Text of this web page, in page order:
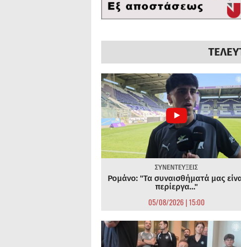
ΣΥΝΕΝΤΕΥΞΕΙΣ
Ρομάνο: "Τα συναισθήματά μας
περίεργα..."
05/08/2026 | 15:00